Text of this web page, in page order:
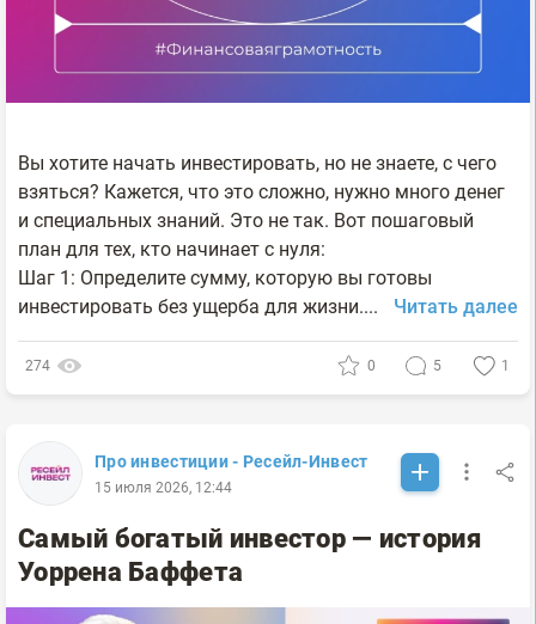
Вы хотите начать инвестировать, но не знаете, с чего
взяться? Кажется, что это сложно, нужно много денег
и специальных знаний. Это не так. Вот пошаговый
план для тех, кто начинает с нуля:
Шаг 1: Определите сумму, которую вы готовы
инвестировать без ущерба для жизни....
Читать далее
274 0 5 1
Про инвестиции - Ресейл-Инвест
15 июля 2026, 12:44
Самый богатый инвестор — история
Уоррена Баффета